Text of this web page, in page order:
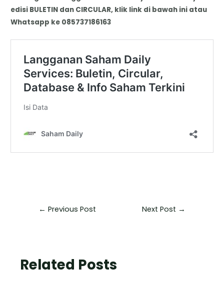
edisi BULETIN dan CIRCULAR, klik link di bawah ini atau
Whatsapp ke 085737186163
← Previous Post Next Post →
Related Posts